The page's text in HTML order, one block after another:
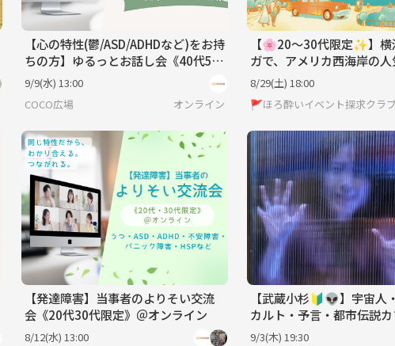
【心の特性(鬱/ASD/ADHDなど)をお持
ちの方】ゆるっとお話し会《40代50
代限定》＠オンライン
9/9(水) 13:00
COCO広場
オンライン
【🌸20〜30代限定✨】横
ガで、アメリカ西海岸の人
ト地『サンタモニカ』
✨
8/29(土) 18:00
🚩ほろ酔いイベント探求クラ
【発達障害】当事者のよりそい交流
会《20代30代限定》＠オンライン
8/12(水) 13:00
【武蔵小杉🔰👽】宇宙人
カルト・予言・都市伝説
途中参加可♪
9/3(木) 19:30